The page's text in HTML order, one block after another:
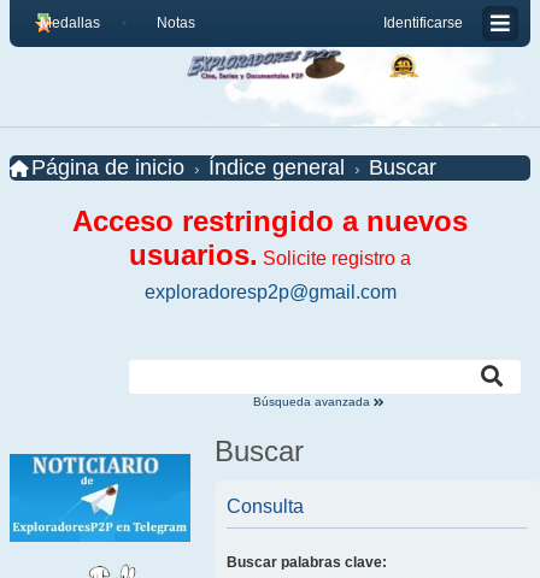
Identificarse
Medallas Notas
Página de inicio Índice general Buscar
Acceso restringido a nuevos
usuarios. Solicite registro a
exploradoresp2p@gmail.com
Búsqueda avanzada
Buscar
Consulta
Buscar palabras clave: